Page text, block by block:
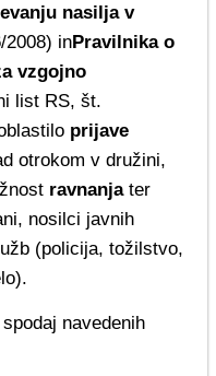
nasilja v
2008) inPravilnika o
vzgojno
list RS, št.
prijave
otrokom v družini,
ravnanjater
nosilci javnih
(policija, tožilstvo,
navedenih